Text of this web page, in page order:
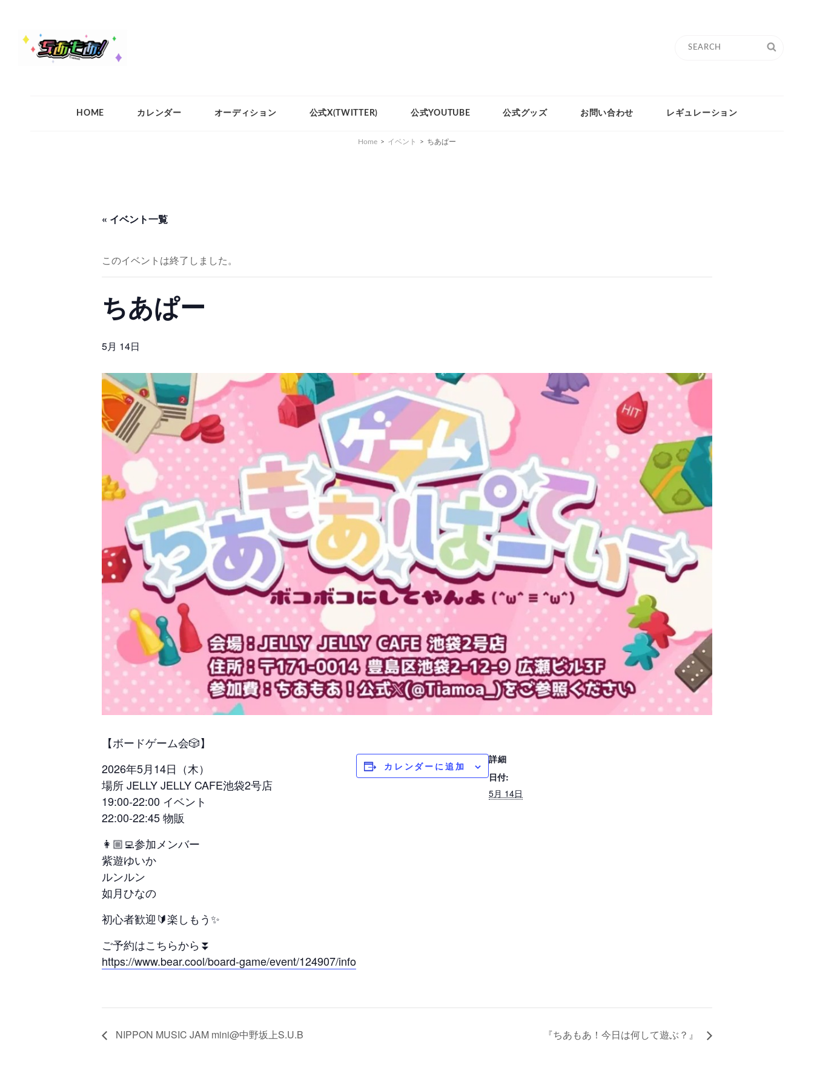
ちあもあ
ちあもあ
Search
HOME カレンダー オーディション 公式X(TWITTER) 公式YOUTUBE 公式グッズ お問い合わせ レギュレーション
Home > イベント > ちあぱー
« イベント一覧
このイベントは終了しました。
ちあぱー
5月 14日
【ボードゲーム会🎲】
2026年5月14日（木）
場所 JELLY JELLY CAFE池袋2号店
19:00-22:00 イベント
22:00-22:45 物販
👩🏼‍💻参加メンバー
紫遊ゆいか
ルンルン
如月ひなの
初心者歓迎🔰楽しもう✨
ご予約はこちらから⏬
https://www.bear.cool/board-game/event/124907/info
カレンダーに追加
詳細
日付:
5月 14日
NIPPON MUSIC JAM mini@中野坂上S.U.B 『ちあもあ！今日は何して遊ぶ？』